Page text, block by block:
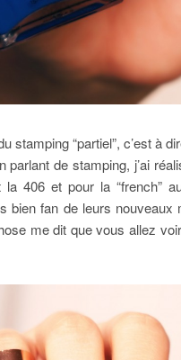
stamping “partiel”, c’est à
parlant de stamping, j’ai
406 et pour la “french”
bien fan de leurs nouveaux
me dit que vous allez